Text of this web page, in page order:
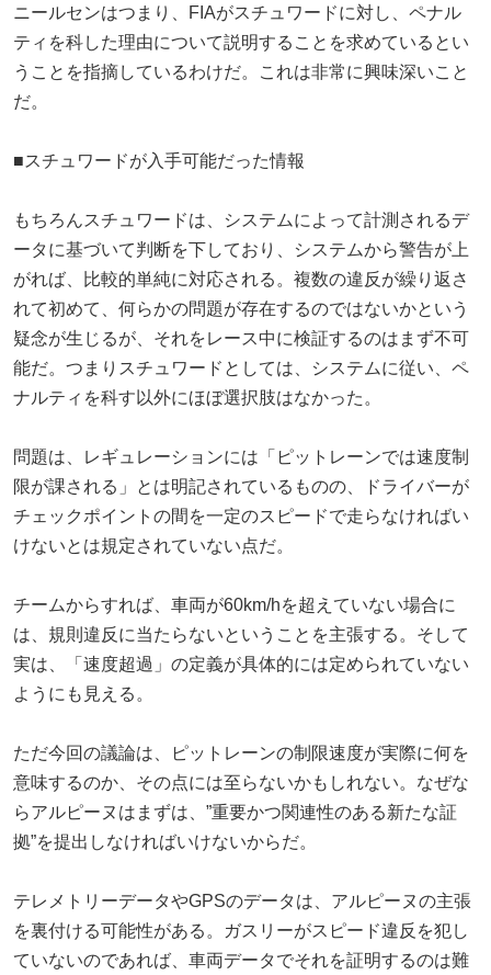
ニールセンはつまり、FIAがスチュワードに対し、ペナル
ティを科した理由について説明することを求めているとい
うことを指摘しているわけだ。これは非常に興味深いこと
だ。
■スチュワードが入手可能だった情報
もちろんスチュワードは、システムによって計測されるデ
ータに基づいて判断を下しており、システムから警告が上
がれば、比較的単純に対応される。複数の違反が繰り返さ
れて初めて、何らかの問題が存在するのではないかという
疑念が生じるが、それをレース中に検証するのはまず不可
能だ。つまりスチュワードとしては、システムに従い、ペ
ナルティを科す以外にほぼ選択肢はなかった。
問題は、レギュレーションには「ピットレーンでは速度制
限が課される」とは明記されているものの、ドライバーが
チェックポイントの間を一定のスピードで走らなければい
けないとは規定されていない点だ。
チームからすれば、車両が60km/hを超えていない場合に
は、規則違反に当たらないということを主張する。そして
実は、「速度超過」の定義が具体的には定められていない
ようにも見える。
ただ今回の議論は、ピットレーンの制限速度が実際に何を
意味するのか、その点には至らないかもしれない。なぜな
らアルピーヌはまずは、”重要かつ関連性のある新たな証
拠”を提出しなければいけないからだ。
テレメトリーデータやGPSのデータは、アルピーヌの主張
を裏付ける可能性がある。ガスリーがスピード違反を犯し
ていないのであれば、車両データでそれを証明するのは難